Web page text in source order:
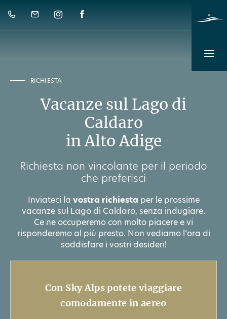
RICHIESTA
Vacanze sul Lago di
Caldaro
in Alto Adige
Richiesta non vincolante per il periodo
che preferisci
Inviateci la vostra richiesta per le prossime
vacanze sul Lago di Caldaro, senza indugiare.
Ce ne occuperemo con molto piacere e vi
risponderemo al più presto. Non vediamo l’ora di
soddisfare i vostri desideri!
Con Sky Alps potete viaggiare
comodamente in aereo